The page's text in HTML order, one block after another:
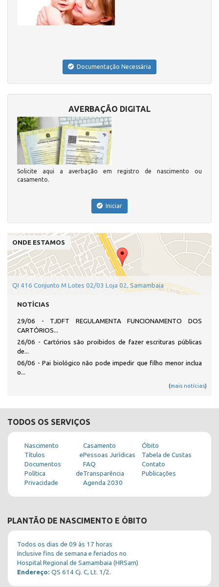
Documentação Necessária
AVERBAÇÃO DIGITAL
Solicite aqui a averbação em registro de nascimento ou
casamento.
Iniciar
ONDE ESTAMOS
QI 416 Conjunto M Lotes 02/03 Loja 02, Samambaia
NOTÍCIAS
29/06 - TJDFT REGULAMENTA FUNCIONAMENTO DOS
CARTÓRIOS...
26/06 - Cartórios são proibidos de fazer escrituras públicas
de...
06/06 - Pai biológico não pode impedir que filho menor inclua
o...
(mais notícias)
TODOS OS SERVIÇOS
Nascimento Casamento
Óbito
Títulos e
Documentos
Pessoas Jurídicas
Tabela de Custas
FAQ
Contato
Política de
Privacidade
Transparência
Publicações
Agenda 2030
PLANTÃO DE NASCIMENTO E ÓBITO
Todos os dias de 09 às 17 horas
Inclusive fins de semana e feriados no
Hospital Regional de Samambaia (HRSam)
Endereço: QS 614 Cj. C, Lt. 1/2.